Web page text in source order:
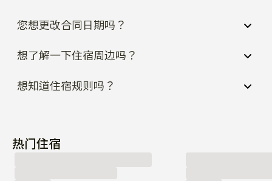
您想更改合同日期吗？
想了解一下住宿周边吗？
想知道住宿规则吗？
热门住宿